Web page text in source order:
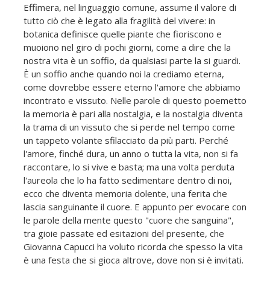
Effimera, nel linguaggio comune, assume il valore di
tutto ciò che è legato alla fragilità del vivere: in
botanica definisce quelle piante che fioriscono e
muoiono nel giro di pochi giorni, come a dire che la
nostra vita è un soffio, da qualsiasi parte la si guardi.
È un soffio anche quando noi la crediamo eterna,
come dovrebbe essere eterno l'amore che abbiamo
incontrato e vissuto. Nelle parole di questo poemetto
la memoria è pari alla nostalgia, e la nostalgia diventa
la trama di un vissuto che si perde nel tempo come
un tappeto volante sfilacciato da più parti. Perché
l'amore, finché dura, un anno o tutta la vita, non si fa
raccontare, lo si vive e basta; ma una volta perduta
l'aureola che lo ha fatto sedimentare dentro di noi,
ecco che diventa memoria dolente, una ferita che
lascia sanguinante il cuore. E appunto per evocare con
le parole della mente questo "cuore che sanguina",
tra gioie passate ed esitazioni del presente, che
Giovanna Capucci ha voluto ricorda che spesso la vita
è una festa che si gioca altrove, dove non si è invitati.